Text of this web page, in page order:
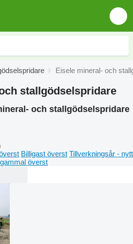
Eisele mineral- och
stallgödselspridare
och stallgödselspridare
Billigast överst Tillverkningsår - nytt
överst